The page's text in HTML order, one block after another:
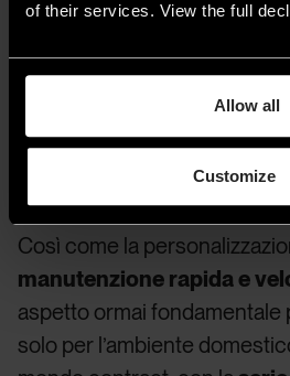
of their services. View the full
Allow all
Customize
4. Tapis 3.0 by
Così come la
manutenzione rapida e
aspetto ormai fondamentale
solo per l’ambiente